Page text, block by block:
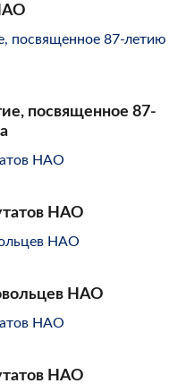
посвященное 87-
НАО
НАО
НАО